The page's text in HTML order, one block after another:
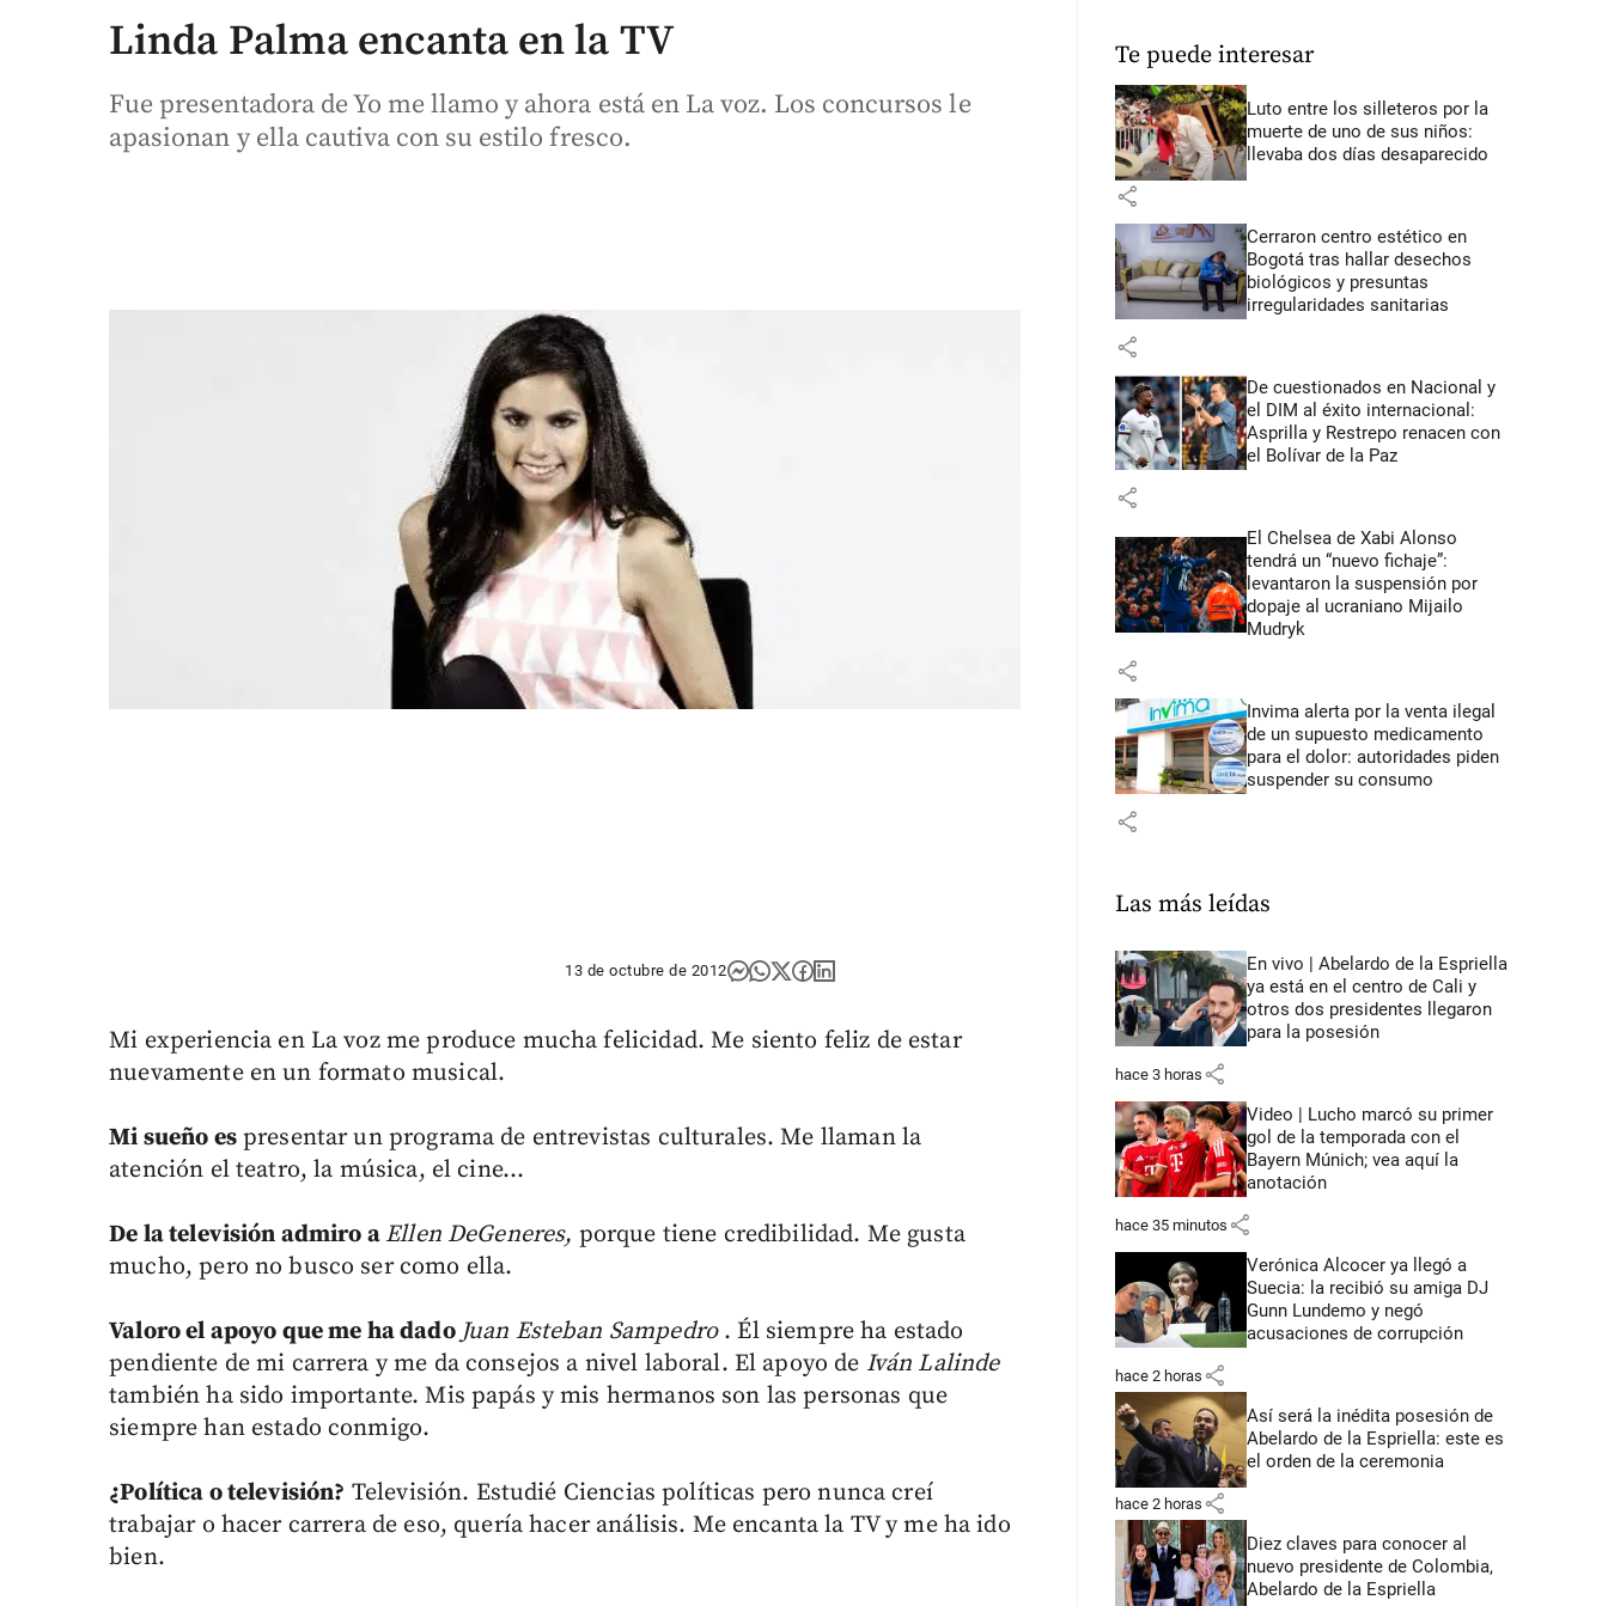
Linda Palma encanta en la TV
Fue presentadora de Yo me llamo y ahora está en La voz. Los concursos le
apasionan y ella cautiva con su estilo fresco.
13 de octubre de 2012
Mi experiencia en La voz me produce mucha felicidad. Me siento feliz de estar
nuevamente en un formato musical.
Mi sueño espresentar un programa de entrevistas culturales. Me llaman la
atención el teatro, la música, el cine...
De la televisión admiro a Ellen DeGeneres, porque tiene credibilidad. Me gusta
mucho, pero no busco ser como ella.
Valoro el apoyo que me ha dadoJuan Esteban Sampedro. Él siempre ha estado
pendiente de mi carrera y me da consejos a nivel laboral. El apoyo de Iván Lalinde
también ha sido importante. Mis papás y mis hermanos son las personas que
siempre han estado conmigo.
¿Política o televisión? Televisión. Estudié Ciencias políticas pero nunca creí
trabajar o hacer carrera de eso, quería hacer análisis. Me encanta la TV y me ha ido
bien.
Te puede interesar
Luto entre los silleteros por la
muerte de uno de sus niños:
llevaba dos días desaparecido
share
Cerraron centro estético en
Bogotá tras hallar desechos
biológicos y presuntas
irregularidades sanitarias
share
De cuestionados en Nacional y
el DIM al éxito internacional:
Asprilla y Restrepo renacen con
el Bolívar de la Paz
share
El Chelsea de Xabi Alonso
tendrá un “nuevo fichaje”:
levantaron la suspensión por
dopaje al ucraniano Mijailo
Mudryk
share
Invima alerta por la venta ilegal
de un supuesto medicamento
para el dolor: autoridades piden
suspender su consumo
share
Las más leídas
En vivo | Abelardo de la Espriella
ya está en el centro de Cali y
otros dos presidentes llegaron
para la posesión
hace 3 horas share
Video | Lucho marcó su primer
gol de la temporada con el
Bayern Múnich; vea aquí la
anotación
hace 35 minutos share
Verónica Alcocer ya llegó a
Suecia: la recibió su amiga DJ
Gunn Lundemo y negó
acusaciones de corrupción
hace 2 horas share
Así será la inédita posesión de
Abelardo de la Espriella: este es
el orden de la ceremonia
hace 2 horas share
Diez claves para conocer al
nuevo presidente de Colombia,
Abelardo de la Espriella